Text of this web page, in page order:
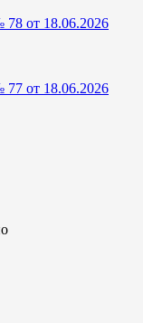
от 18.06.2026
от 18.06.2026